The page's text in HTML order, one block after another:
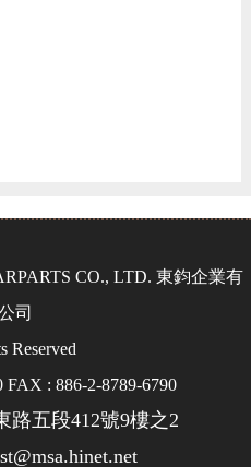
CO., LTD. 東鈞企業有
司
Reserved
FAX : 886-2-8789-6790
路五段412號9樓之2